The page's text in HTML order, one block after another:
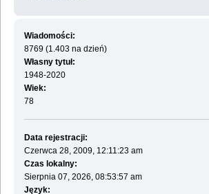
Wiadomości:
8769 (1.403 na dzień)
Własny tytuł:
1948-2020
Wiek:
78
Data rejestracji:
Czerwca 28, 2009, 12:11:23 am
Czas lokalny:
Sierpnia 07, 2026, 08:53:57 am
Język: